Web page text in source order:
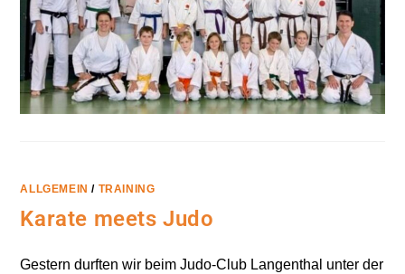
ALLGEMEIN / TRAINING
Karate meets Judo
Gestern durften wir beim Judo-Club Langenthal unter der